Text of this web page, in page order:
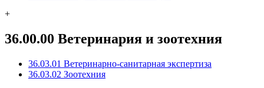
+
36.00.00 Ветеринария и зоотехния
36.03.01 Ветеринарно-санитарная экспертиза
36.03.02 Зоотехния